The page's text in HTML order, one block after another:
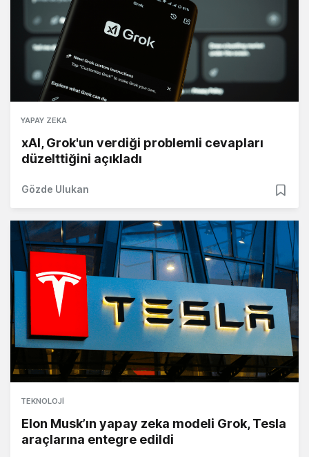
YAPAY ZEKA
xAI, Grok'un verdiği problemli cevapları
düzelttiğini açıkladı
Gözde Ulukan
TEKNOLOJI
Elon Musk’ın yapay zeka modeli Grok, Tesla
araçlarına entegre edildi